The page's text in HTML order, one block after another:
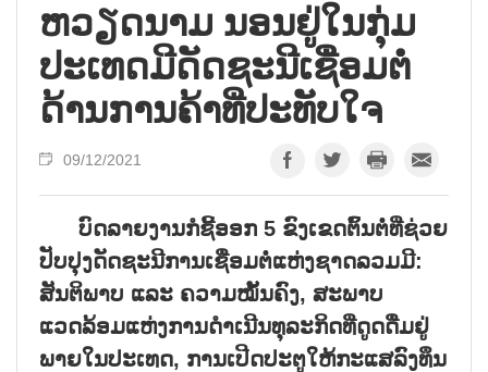
ຫວຽດນາມ ນອນຢູ່ໃນກຸ່ມ
ປະເທດມີດັດຊະນີເຊື່ອມຕໍ່
ດ້ານການຄ້າທີ່ປະທັບໃຈ
09/12/2021
ບົດລາຍງານກໍຊີ້ອອກ 5 ຂົງເຂດຕົ້ນຕໍ່ທີ່ຊ່ວຍ
ປັບປຸງດັດຊະນີການເຊື່ອມຕໍ່ແຫ່ງຊາດລວມມີ:
ສັນຕິພາບ ແລະ ຄວາມໝັ້ນຄົງ, ສະພາບ
ແວດລ້ອມແຫ່ງການດຳເນີນທຸລະກິດທີ່ດູດດື່ມຢູ່
ພາຍໃນປະເທດ, ການເປີດປະຕູໃຫ້ກະແສລົງທຶນ